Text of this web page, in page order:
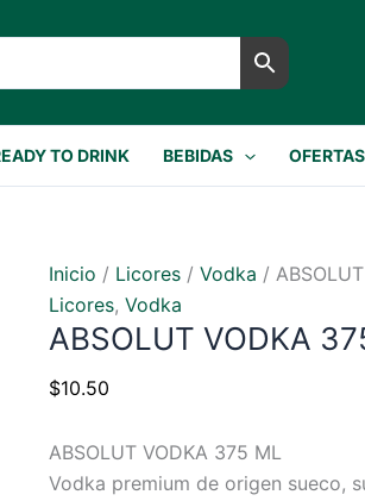
TO DRINK BEBIDAS OFERTAS
Inicio / Licores / Vodka /
Licores, Vodka
ABSOLUT VODKA
$10.50
ABSOLUT VODKA 375 ML
Vodka premium de origen sueco,